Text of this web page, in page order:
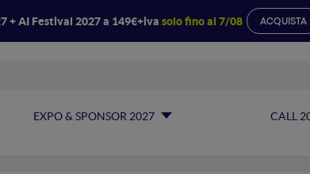
+ AI Festival 2027 a 149€+iva solo fino al 7/08 ACQUISTA
EXPO & SPONSOR 2027 CALL
Inviaci la